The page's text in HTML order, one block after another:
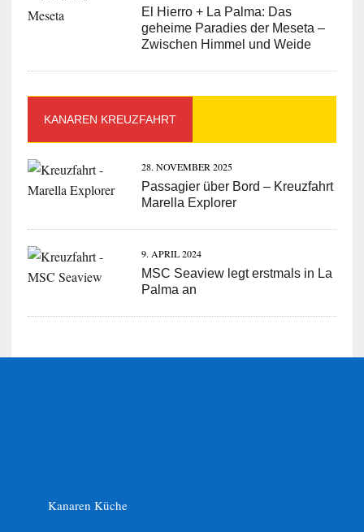
El Hierro + La Palma: Das
geheime Paradies der Meseta –
Zwischen Himmel und Weide
KANAREN KREUZFAHRT
28. NOVEMBER 2025
Passagier über Bord – Kreuzfahrt
Marella Explorer
9. APRIL 2024
MSC Seaview legt erstmals in La
Palma an
Kanaren Küche